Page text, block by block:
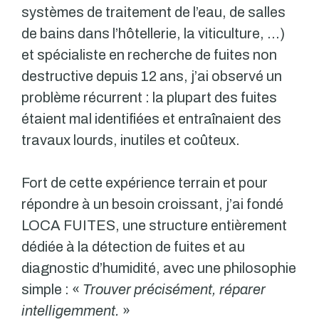
systèmes de traitement de l’eau, de salles
de bains dans l’hôtellerie, la viticulture, …)
et spécialiste en recherche de fuites non
destructive depuis 12 ans, j’ai observé un
problème récurrent : la plupart des fuites
étaient mal identifiées et entraînaient des
travaux lourds, inutiles et coûteux.
Fort de cette expérience terrain et pour
répondre à un besoin croissant, j’ai fondé
LOCA FUITES, une structure entièrement
dédiée à la détection de fuites et au
diagnostic d’humidité, avec une philosophie
simple : « Trouver précisément, réparer
intelligemment. »